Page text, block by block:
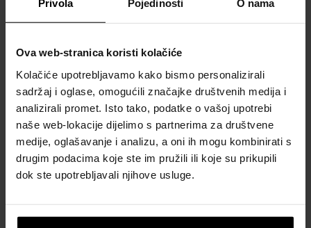
Privola Pojedinosti O nama
Ova web-stranica koristi kolačiće
Kolačiće upotrebljavamo kako bismo personalizirali
sadržaj i oglase, omogućili značajke društvenih medija i
analizirali promet. Isto tako, podatke o vašoj upotrebi
naše web-lokacije dijelimo s partnerima za društvene
medije, oglašavanje i analizu, a oni ih mogu kombinirati s
drugim podacima koje ste im pružili ili koje su prikupili
dok ste upotrebljavali njihove usluge.